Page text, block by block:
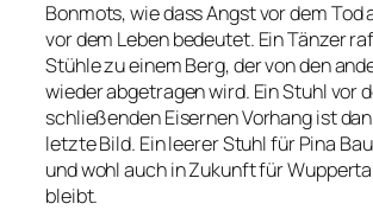
Bonmots, wie dass Angst vor dem Tod
vor dem Leben bedeutet. Ein Tänzer
Stühle zu einem Berg, der von den
wieder abgetragen wird. Ein Stuhl vor
schließenden Eisernen Vorhang ist
letzte Bild. Ein leerer Stuhl für Pina
und wohl auch in Zukunft für
bleibt.